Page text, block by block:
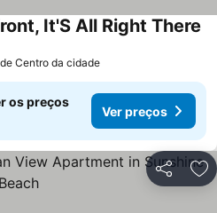
It'S All Right There
de Centro da cidade
os preços
Ver preços
Partilhar